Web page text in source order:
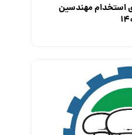
استخدام مهندسین